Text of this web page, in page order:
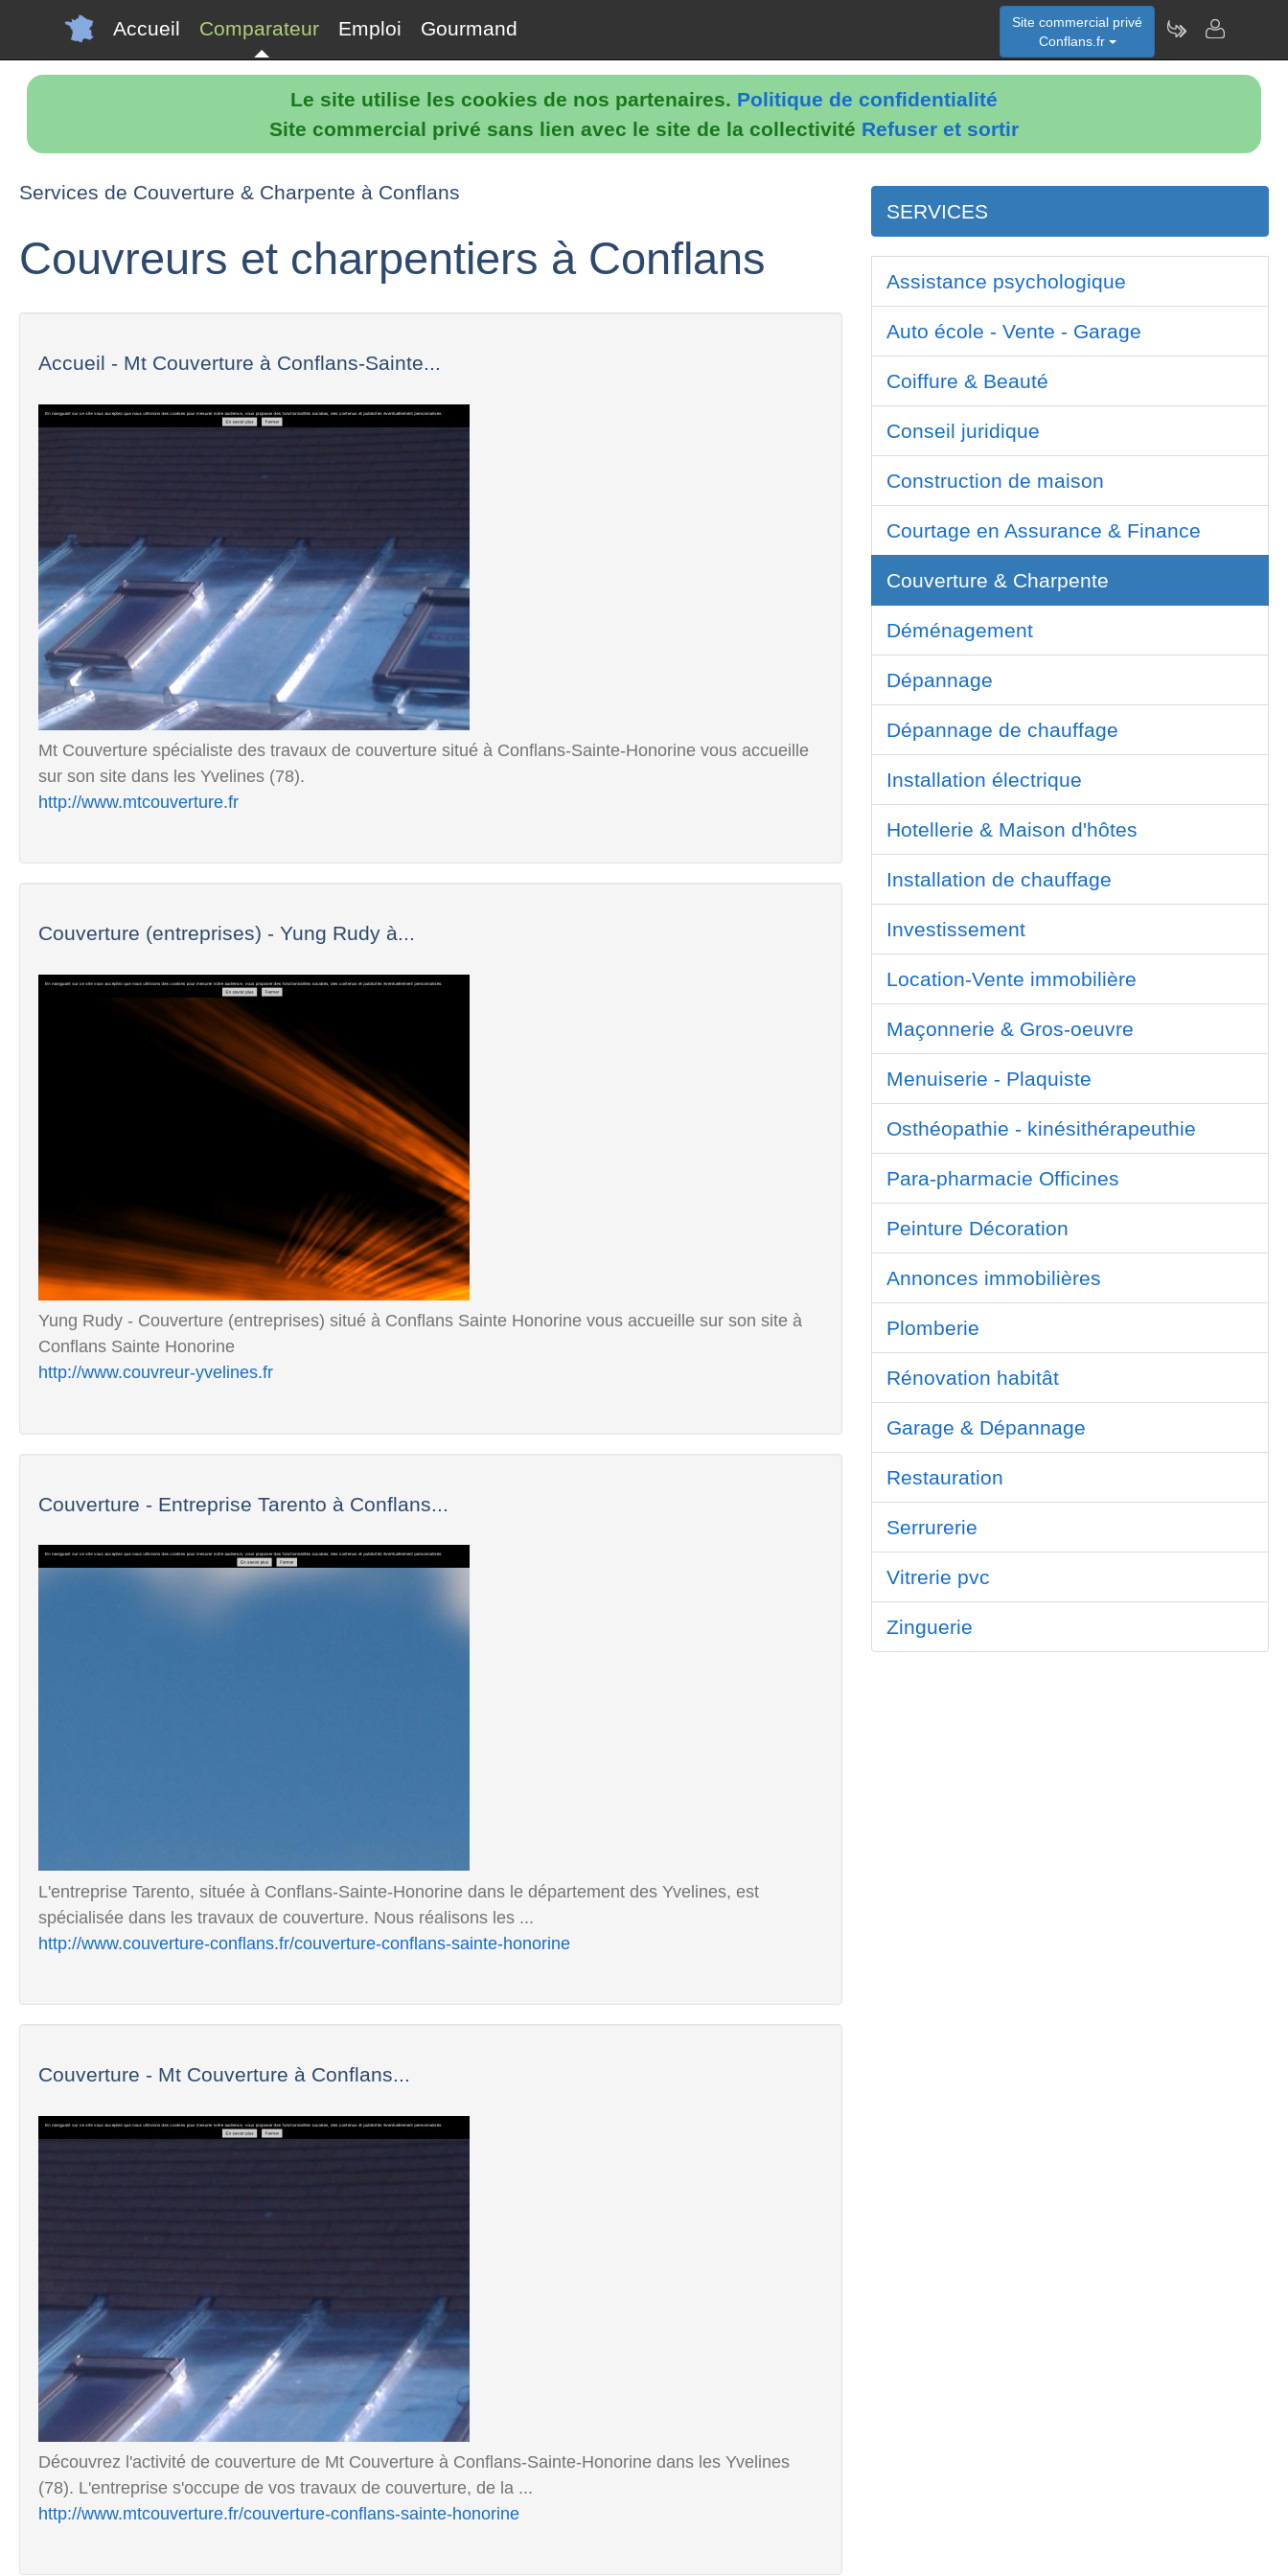
Le site utilise les cookies de nos partenaires. Politique de confidentialité
Site commercial privé sans lien avec le site de la collectivité Refuser et sortir
Accueil Comparateur Emploi Gourmand
Site commercial privé
Conflans.fr
Services de Couverture & Charpente à Conflans
Couvreurs et charpentiers à Conflans
Accueil - Mt Couverture à Conflans-Sainte...
Mt Couverture spécialiste des travaux de couverture situé à Conflans-Sainte-Honorine vous accueille
sur son site dans les Yvelines (78).
http://www.mtcouverture.fr
Couverture (entreprises) - Yung Rudy à...
Yung Rudy - Couverture (entreprises) situé à Conflans Sainte Honorine vous accueille sur son site à
Conflans Sainte Honorine
http://www.couvreur-yvelines.fr
Couverture - Entreprise Tarento à Conflans...
L'entreprise Tarento, située à Conflans-Sainte-Honorine dans le département des Yvelines, est
spécialisée dans les travaux de couverture. Nous réalisons les ...
http://www.couverture-conflans.fr/couverture-conflans-sainte-honorine
Couverture - Mt Couverture à Conflans...
Découvrez l'activité de couverture de Mt Couverture à Conflans-Sainte-Honorine dans les Yvelines
(78). L'entreprise s'occupe de vos travaux de couverture, de la ...
http://www.mtcouverture.fr/couverture-conflans-sainte-honorine
SERVICES
Assistance psychologique
Auto école - Vente - Garage
Coiffure & Beauté
Conseil juridique
Construction de maison
Courtage en Assurance & Finance
Couverture & Charpente
Déménagement
Dépannage
Dépannage de chauffage
Installation électrique
Hotellerie & Maison d'hôtes
Installation de chauffage
Investissement
Location-Vente immobilière
Maçonnerie & Gros-oeuvre
Menuiserie - Plaquiste
Osthéopathie - kinésithérapeuthie
Para-pharmacie Officines
Peinture Décoration
Annonces immobilières
Plomberie
Rénovation habitât
Garage & Dépannage
Restauration
Serrurerie
Vitrerie pvc
Zinguerie